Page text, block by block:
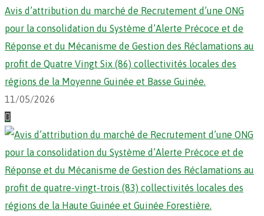
Avis d’attribution du marché de Recrutement d’une ONG
pour la consolidation du Système d’Alerte Précoce et de
Réponse et du Mécanisme de Gestion des Réclamations au
profit de Quatre Vingt Six (86) collectivités locales des
régions de la Moyenne Guinée et Basse Guinée.
11/05/2026